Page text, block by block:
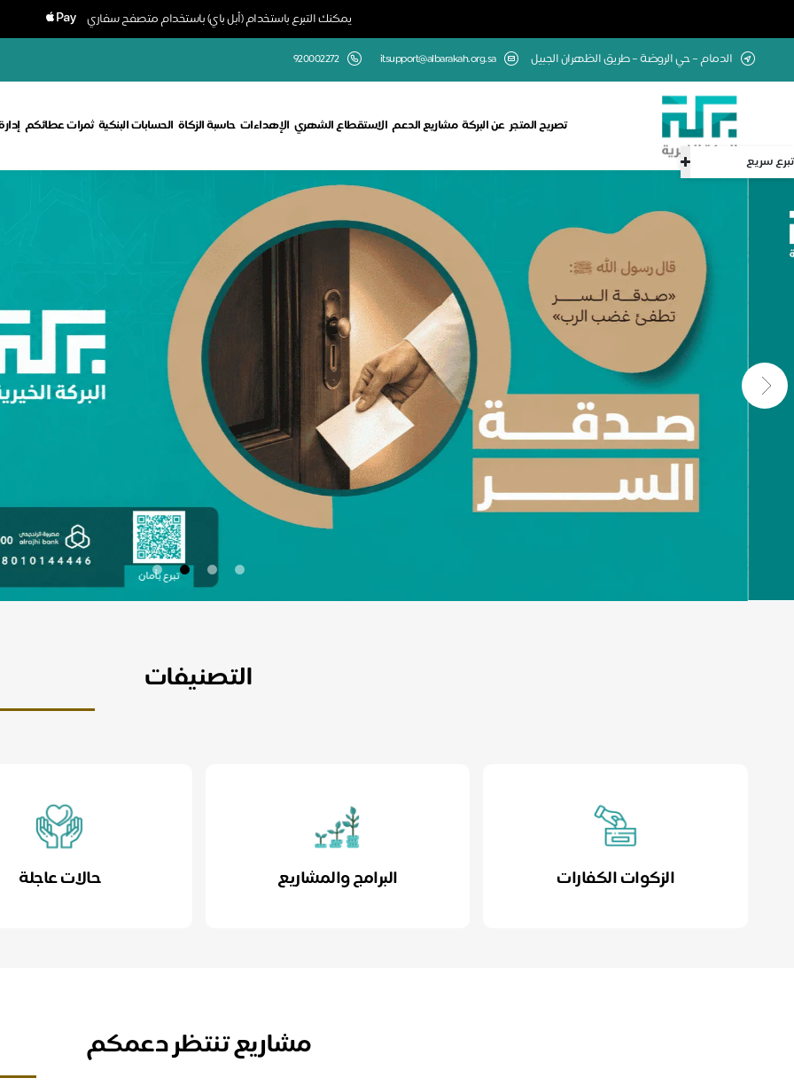
يمكنك التبرع باستخدام (أبل باي) باستخدام متصفح سفاري
تبرع سريع
الدمام – حي الروضة – طريق الظهران الجبيل itsupport@albarakah.org.sa
920002272
تصريح المتجر عن البركة مشاريع الدعم الاستقطاع الشهري الإهداءات حاسبة الزكاة الحسابات البنكية ثمرات عطائكم
التصنيفات
الزكوات الكفارات البرامج والمشاريع حالات عاجلة
مشاريع تنتظر دعمكم